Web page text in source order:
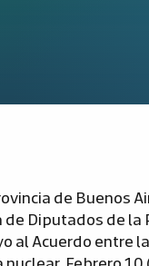
de Buenos
Diputados de
al Acuerdo entre